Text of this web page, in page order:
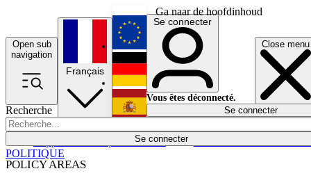
Ga naar de hoofdinhoud
Open sub
navigation
Close menu
Recherche
Se connecter
POLICY AREAS
Économie
Français
English
Deutsch
Español
Se connecter
Vous êtes déconnecté.
Se connecter
POLITIQUE